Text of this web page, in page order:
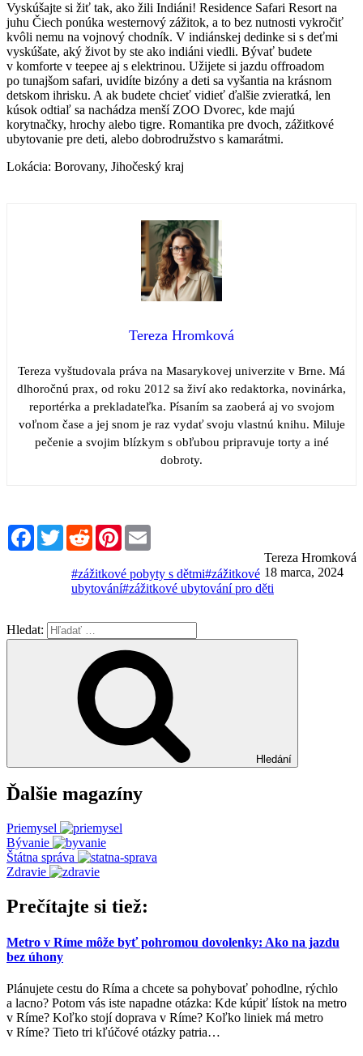
Vyskúšajte si žiť tak, ako žili Indiáni! Residence Safari Resort na
juhu Čiech ponúka westernový zážitok, a to bez nutnosti vykročiť
kvôli nemu na vojnový chodník. V indiánskej dedinke si s deťmi
vyskúšate, aký život by ste ako indiáni viedli. Bývať budete
v komforte v teepee aj s elektrinou. Užijete si jazdu offroadom
po tunajšom safari, uvidíte bizóny a deti sa vyšantia na krásnom
detskom ihrisku. A ak budete chcieť vidieť ďalšie zvieratká, len
kúsok odtiaľ sa nachádza menší ZOO Dvorec, kde majú
korytnačky, hrochy alebo tigre. Romantika pre dvoch, zážitkové
ubytovanie pre deti, alebo dobrodružstvo s kamarátmi.
Lokácia: Borovany, Jihočeský kraj
Tereza Hromková
Tereza vyštudovala práva na Masarykovej univerzite v Brne. Má
dlhoročnú prax, od roku 2012 sa živí ako redaktorka, novinárka,
reportérka a prekladateľka. Písaním sa zaoberá aj vo svojom
voľnom čase a jej snom je raz vydať svoju vlastnú knihu. Miluje
pečenie a svojim blízkym s obľubou pripravuje torty a iné
dobroty.
FacebookTwitterRedditPinterest
Tereza Hromková
18 marca, 2024
#zážitkové pobyty s dětmi#zážitkové
ubytování#zážitkové ubytování pro děti
Hledat:
Hledání
Ďalšie magazíny
Priemysel
Bývanie
Štátna správa
Zdravie
Prečítajte si tiež:
Metro v Ríme môže byť pohromou dovolenky: Ako na jazdu
bez úhony
Plánujete cestu do Ríma a chcete sa pohybovať pohodlne, rýchlo
a lacno? Potom vás iste napadne otázka: Kde kúpiť lístok na metro
v Ríme? Koľko stojí doprava v Ríme? Koľko liniek má metro
v Ríme? Tieto tri kľúčové otázky patria…